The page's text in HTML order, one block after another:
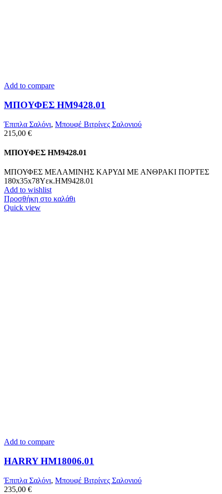
Add to compare
ΜΠΟΥΦΕΣ HM9428.01
Έπιπλα Σαλόνι, Μπουφέ Βιτρίνες Σαλονιού
215,00 €
ΜΠΟΥΦΕΣ HM9428.01
ΜΠΟΥΦΕΣ ΜΕΛΑΜΙΝΗΣ ΚΑΡΥΔΙ ΜΕ ΑΝΘΡΑΚΙ ΠΟΡΤΕΣ
180x35x78Υεκ.HM9428.01
Add to wishlist
Προσθήκη στο καλάθι
Quick view
Add to compare
HARRY HM18006.01
Έπιπλα Σαλόνι, Μπουφέ Βιτρίνες Σαλονιού
235,00 €